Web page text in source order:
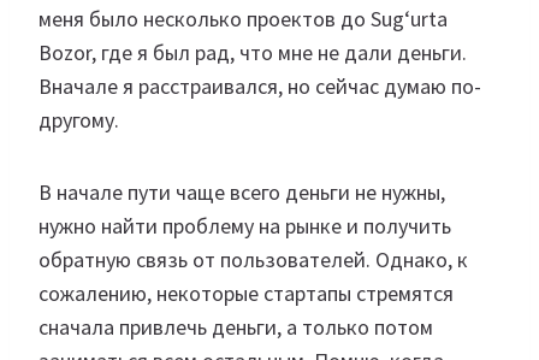
меня было несколько проектов до Sug‘urta
Bozor, где я был рад, что мне не дали деньги.
Вначале я расстраивался, но сейчас думаю по-
другому.
В начале пути чаще всего деньги не нужны,
нужно найти проблему на рынке и получить
обратную связь от пользователей. Однако, к
сожалению, некоторые стартапы стремятся
сначала привлечь деньги, а только потом